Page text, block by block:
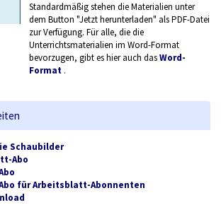
Standardmäßig stehen die Materialien unter
dem Button "Jetzt herunterladen" als PDF-Datei
zur Verfügung. Für alle, die die
Unterrichtsmaterialien im Word-Format
bevorzugen, gibt es hier auch dasWord-
Format .
Schaubilder
Abo
für Arbeitsblatt-Abonnenten